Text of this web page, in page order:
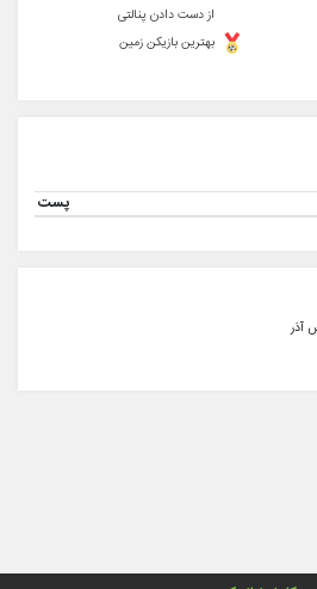
از دست دادن پنالتی
بهترین بازیکن زمین
پست